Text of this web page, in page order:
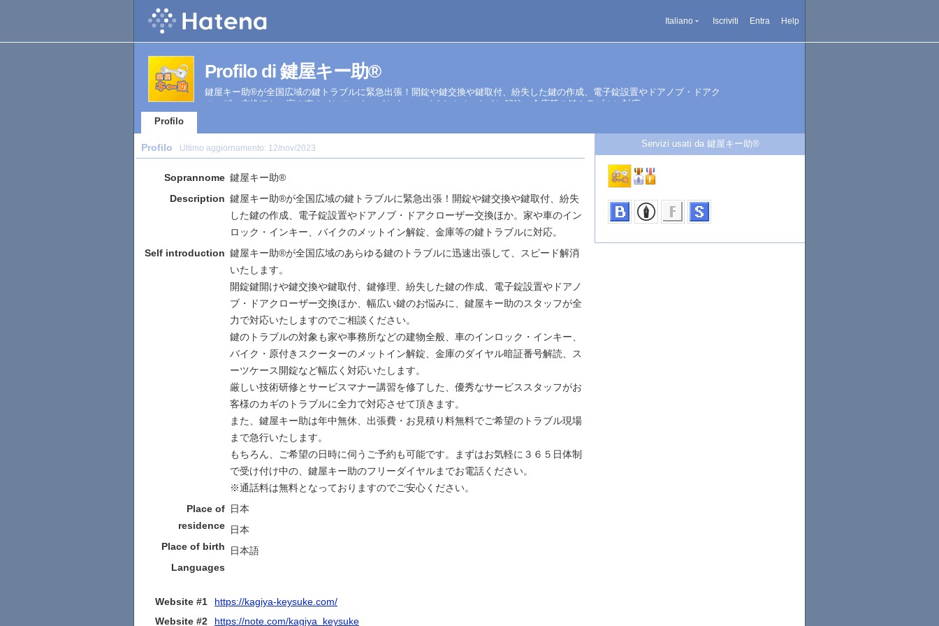
Italiano Iscriviti Entra Help
Profilo di 鍵屋キー助®
鍵屋キー助®が全国広域の鍵トラブルに緊急出張！開錠や鍵交換や鍵取付、紛失した鍵の作成、電子錠設置やドアノブ・ドアク
ローザー交換ほか。家や車のインロック・インキー、バイクのメットイン解錠、金庫等の鍵トラブルに対応。
Profilo
Profilo Ultimo aggiornamento: 12/nov/2023
Soprannome 鍵屋キー助®
Description 鍵屋キー助®が全国広域の鍵トラブルに緊急出張！開錠や鍵交換や鍵取付、紛失
した鍵の作成、電子錠設置やドアノブ・ドアクローザー交換ほか。家や車のイン
ロック・インキー、バイクのメットイン解錠、金庫等の鍵トラブルに対応。
Self introduction 鍵屋キー助®が全国広域のあらゆる鍵のトラブルに迅速出張して、スピード解消
いたします。
開錠鍵開けや鍵交換や鍵取付、鍵修理、紛失した鍵の作成、電子錠設置やドアノ
ブ・ドアクローザー交換ほか、幅広い鍵のお悩みに、鍵屋キー助のスタッフが全
力で対応いたしますのでご相談ください。
鍵のトラブルの対象も家や事務所などの建物全般、車のインロック・インキー、
バイク・原付きスクーターのメットイン解錠、金庫のダイヤル暗証番号解読、ス
ーツケース開錠など幅広く対応いたします。
厳しい技術研修とサービスマナー講習を修了した、優秀なサービススタッフがお
客様のカギのトラブルに全力で対応させて頂きます。
また、鍵屋キー助は年中無休、出張費・お見積り料無料でご希望のトラブル現場
まで急行いたします。
もちろん、ご希望の日時に伺うご予約も可能です。まずはお気軽に３６５日体制
で受け付け中の、鍵屋キー助のフリーダイヤルまでお電話ください。
※通話料は無料となっておりますのでご安心ください。
Place of
residence
日本
Place of birth
日本
Languages
日本語
Website #1
https://kagiya-keysuke.com/
Website #2
https://note.com/kagiya_keysuke
Servizi usati da 鍵屋キー助®